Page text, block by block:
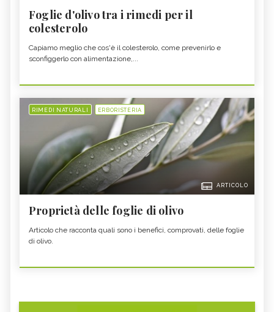
Foglie d'olivo tra i rimedi per il
colesterolo
Capiamo meglio che cos'è il colesterolo, come prevenirlo e
sconfiggerlo con alimentazione,...
RIMEDI NATURALI ERBORISTERIA
ARTICOLO
Proprietà delle foglie di olivo
Articolo che racconta quali sono i benefici, comprovati, delle foglie
di olivo.